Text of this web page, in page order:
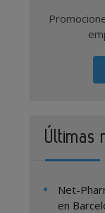
Últimas
Net-
en